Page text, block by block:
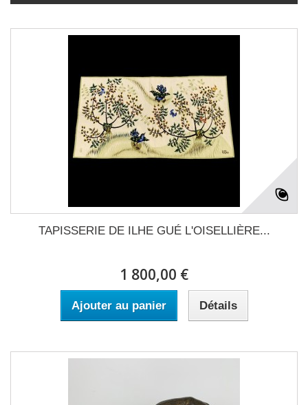
TAPISSERIE DE ILHE GUÉ L'OISELLIÈRE...
1 800,00 €
Ajouter au panier Détails